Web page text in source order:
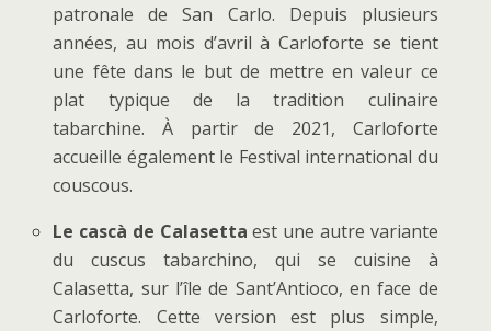
patronale de San Carlo. Depuis plusieurs
années, au mois d’avril à Carloforte se tient
une fête dans le but de mettre en valeur ce
plat typique de la tradition culinaire
tabarchine. À partir de 2021, Carloforte
accueille également le Festival international du
couscous.
Le cascà de Calasetta est une autre variante
du cuscus tabarchino, qui se cuisine à
Calasetta, sur l’île de Sant’Antioco, en face de
Carloforte. Cette version est plus simple,